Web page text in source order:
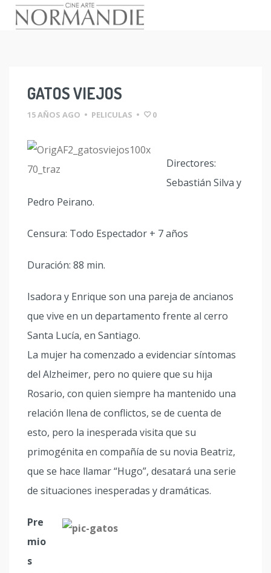
GATOS VIEJOS
15 AÑOS AGO • PELICULAS • 0
Directores:
Sebastián Silva y
Pedro Peirano.
Censura: Todo Espectador + 7 años
Duración: 88 min.
Isadora y Enrique son una pareja de ancianos
que vive en un departamento frente al cerro
Santa Lucía, en Santiago.
La mujer ha comenzado a evidenciar síntomas
del Alzheimer, pero no quiere que su hija
Rosario, con quien siempre ha mantenido una
relación llena de conflictos, se de cuenta de
esto, pero la inesperada visita que su
primogénita en compañía de su novia Beatriz,
que se hace llamar “Hugo”, desatará una serie
de situaciones inesperadas y dramáticas.
Pre
mio
s